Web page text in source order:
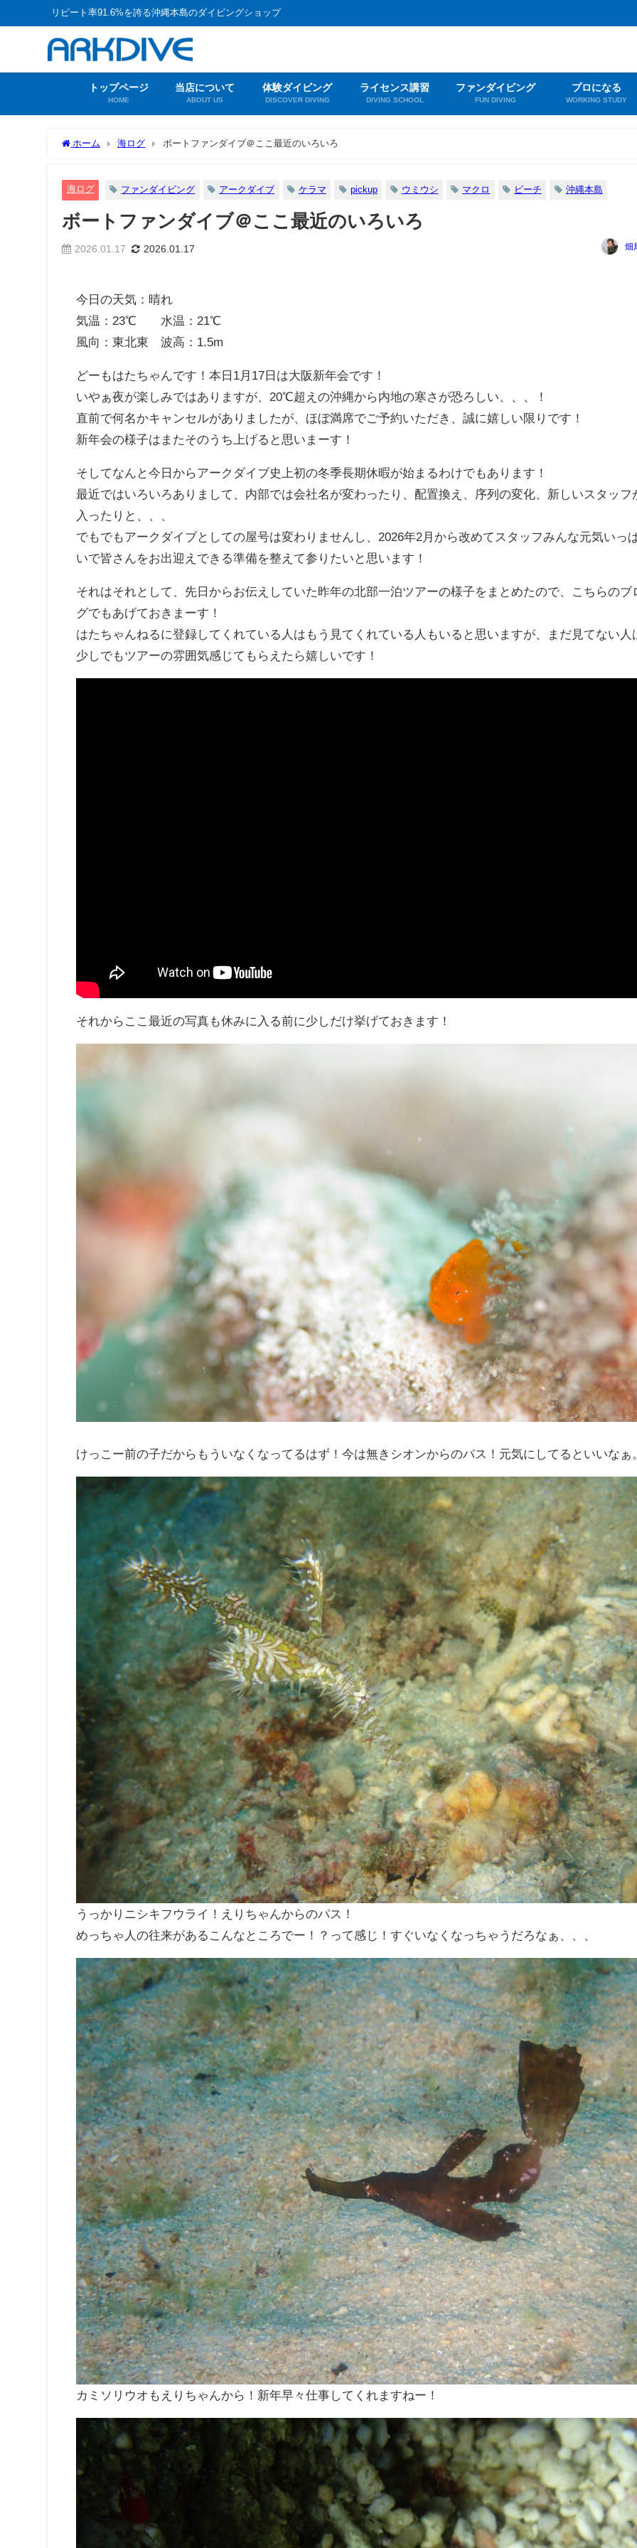
リピート率91.6%を誇る沖縄本島のダイビングショップ
トップページ
HOME
当店について
ABOUT US
体験ダイビング
DISCOVER DIVING
ライセンス講習
DIVING SCHOOL
ファンダイビング
FUN DIVING
プロになる
WORKING STUDY
ホーム 海ログ ボートファンダイブ＠ここ最近のいろいろ
海ログ ファンダイビング アークダイブ ケラマ pickup ウミウシ マクロ ビーチ 沖縄本島
ボートファンダイブ＠ここ最近のいろいろ
2026.01.17 2026.01.17 畑
今日の天気：晴れ
気温：23℃ 水温：21℃
風向：東北東 波高：1.5m
どーもはたちゃんです！本日1月17日は大阪新年会です！
いやぁ夜が楽しみではありますが、20℃超えの沖縄から内地の寒さが恐ろしい、、、！
直前で何名かキャンセルがありましたが、ほぼ満席でご予約いただき、誠に嬉しい限りです！
新年会の様子はまたそのうち上げると思いまーす！
そしてなんと今日からアークダイブ史上初の冬季長期休暇が始まるわけでもあります！
最近ではいろいろありまして、内部では会社名が変わったり、配置換え、序列の変化、新しいスタッフ
入ったりと、、、
でもでもアークダイブとしての屋号は変わりませんし、2026年2月から改めてスタッフみんな元気いっ
いで皆さんをお出迎えできる準備を整えて参りたいと思います！
それはそれとして、先日からお伝えしていた昨年の北部一泊ツアーの様子をまとめたので、こちらのブ
グでもあげておきまーす！
はたちゃんねるに登録してくれている人はもう見てくれている人もいると思いますが、まだ見てない人
少しでもツアーの雰囲気感じてもらえたら嬉しいです！
それからここ最近の写真も休みに入る前に少しだけ挙げておきます！
けっこー前の子だからもういなくなってるはず！今は無きシオンからのパス！元気にしてるといいなぁ
うっかりニシキフウライ！えりちゃんからのパス！
めっちゃ人の往来があるこんなところでー！？って感じ！すぐいなくなっちゃうだろなぁ、、、
カミソリウオもえりちゃんから！新年早々仕事してくれますねー！